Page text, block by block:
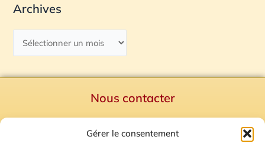
Gérer le consentement
Archives
Nous contacter